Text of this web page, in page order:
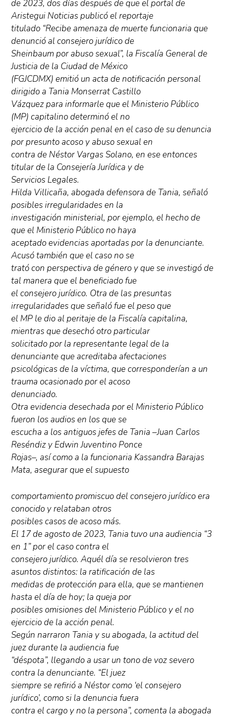
de 2023, dos días después de que el portal de
Aristegui Noticias publicó el reportaje
titulado “Recibe amenaza de muerte funcionaria que
denunció al consejero jurídico de
Sheinbaum por abuso sexual”, la Fiscalía General de
Justicia de la Ciudad de México
(FGJCDMX) emitió un acta de notificación personal
dirigido a Tania Monserrat Castillo
Vázquez para informarle que el Ministerio Público
(MP) capitalino determinó el no
ejercicio de la acción penal en el caso de su denuncia
por presunto acoso y abuso sexual en
contra de Néstor Vargas Solano, en ese entonces
titular de la Consejería Jurídica y de
Servicios Legales.
Hilda Villicaña, abogada defensora de Tania, señaló
posibles irregularidades en la
investigación ministerial, por ejemplo, el hecho de
que el Ministerio Público no haya
aceptado evidencias aportadas por la denunciante.
Acusó también que el caso no se
trató con perspectiva de género y que se investigó de
tal manera que el beneficiado fue
el consejero jurídico. Otra de las presuntas
irregularidades que señaló fue el peso que
el MP le dio al peritaje de la Fiscalía capitalina,
mientras que desechó otro particular
solicitado por la representante legal de la
denunciante que acreditaba afectaciones
psicológicas de la víctima, que corresponderían a un
trauma ocasionado por el acoso
denunciado.
Otra evidencia desechada por el Ministerio Público
fueron los audios en los que se
escucha a los antiguos jefes de Tania –Juan Carlos
Reséndiz y Edwin Juventino Ponce
Rojas–, así como a la funcionaria Kassandra Barajas
Mata, asegurar que el supuesto
comportamiento promiscuo del consejero jurídico era
conocido y relataban otros
posibles casos de acoso más.
El 17 de agosto de 2023, Tania tuvo una audiencia “3
en 1” por el caso contra el
consejero jurídico. Aquél día se resolvieron tres
asuntos distintos: la ratificación de las
medidas de protección para ella, que se mantienen
hasta el día de hoy; la queja por
posibles omisiones del Ministerio Público y el no
ejercicio de la acción penal.
Según narraron Tania y su abogada, la actitud del
juez durante la audiencia fue
“déspota”, llegando a usar un tono de voz severo
contra la denunciante. “El juez
siempre se refirió a Néstor como ‘el consejero
jurídico’, como si la denuncia fuera
contra el cargo y no la persona”, comenta la abogada